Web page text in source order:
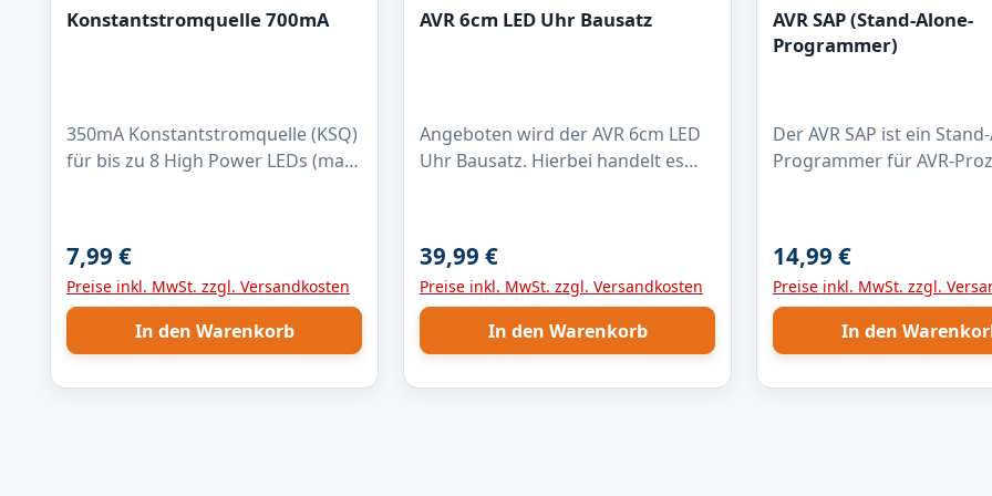
Konstantstromquelle 700mA
350mA Konstantstromquelle (KSQ)
für bis zu 8 High Power LEDs (max.
DCRegler: PowTech
PT4115Konstantstrom: 700mA
Regulärer Preis:
7,99 €
Preise inkl. MwSt. zzgl. Versandkosten
In den Warenkorb
AVR 6cm LED Uhr Bausatz
Angeboten wird der AVR 6cm LED
Uhr Bausatz. Hierbei handelt es
bestückte Platine.) Der Bausatz
enthält alle für die Bestückung der
Leiterplatte benötigten Bauteile. Es
wir nur ein 12 Volt Netzteil und
Regulärer Preis:
39,99 €
Preise inkl. MwSt. zzgl. Versandkosten
In den Warenkorb
AVR SAP (Stand-Alone-
Programmer)
Der AVR SAP ist ein Stand-Alone-
Programmer für AVR-
Schnittstelle und bietet
benutzerfreundliche
Mithilfe eines Python-
das Hex-File effizient in
Regulärer Preis:
14,99 €
Preise inkl. MwSt. zzgl.
In den